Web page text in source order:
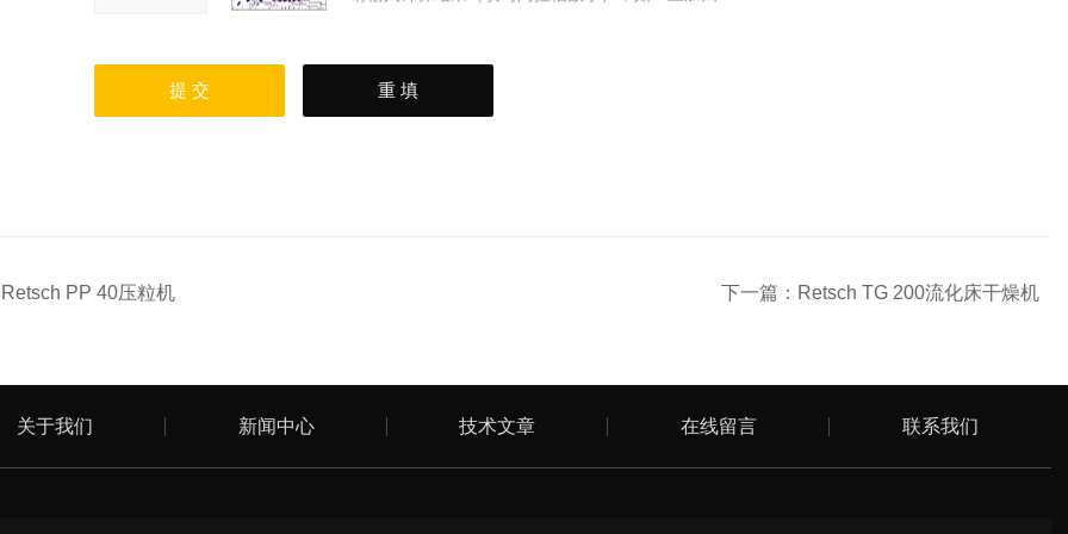
Retsch PP 40压粒机 下一篇： Retsch TG 200流化床干燥机
关于我们 新闻中心 技术文章 在线留言 联系我们